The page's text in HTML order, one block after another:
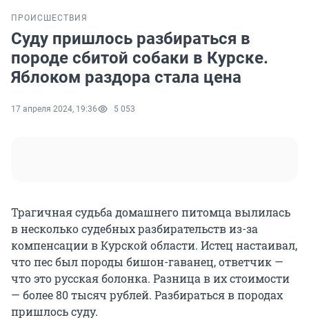
ПРОИСШЕСТВИЯ
Суду пришлось разбираться в
породе сбитой собаки в Курске.
Яблоком раздора стала цена
17 апреля 2024, 19:36 5 053
Трагичная судьба домашнего питомца вылилась
в несколько судебных разбирательств из-за
компенсации в Курской области. Истец настаивал,
что пес был породы бишон-гаванец, ответчик —
что это русская болонка. Разница в их стоимости
— более 80 тысяч рублей. Разбираться в породах
пришлось суду.